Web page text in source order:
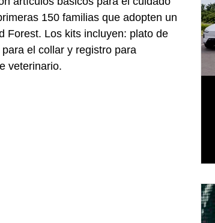
150 familias que adopten un
Forest. Los kits incluyen: plato de
el collar y registro para
veterinario.